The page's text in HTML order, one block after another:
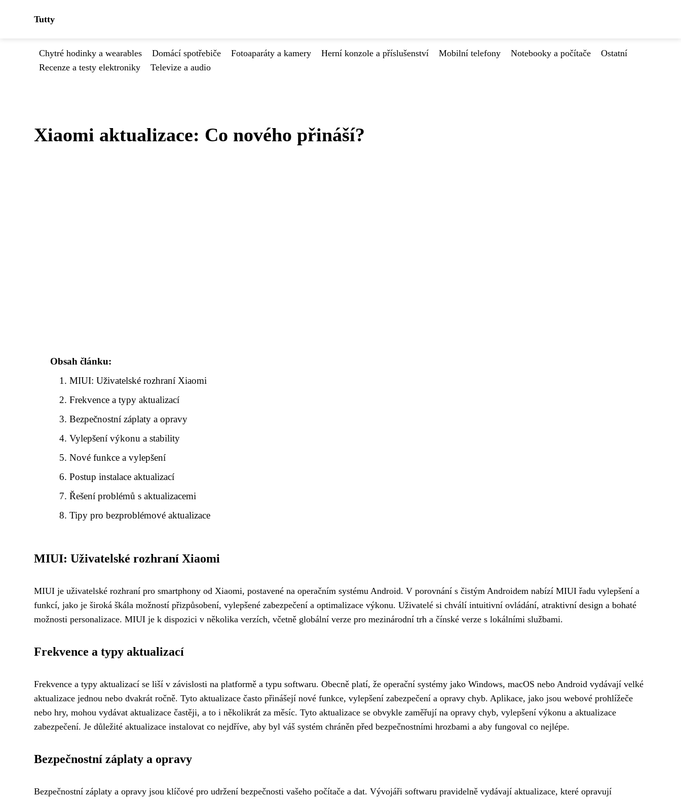
Tutty
Chytré hodinky a wearables Domácí spotřebiče Fotoaparáty a kamery Herní konzole a příslušenství Mobilní telefony Notebooky a počítače
Ostatní
Recenze a testy elektroniky
Televize a audio
Xiaomi aktualizace: Co nového přináší?
Obsah článku:
MIUI: Uživatelské rozhraní Xiaomi
Frekvence a typy aktualizací
Bezpečnostní záplaty a opravy
Vylepšení výkonu a stability
Nové funkce a vylepšení
Postup instalace aktualizací
Řešení problémů s aktualizacemi
Tipy pro bezproblémové aktualizace
MIUI: Uživatelské rozhraní Xiaomi
MIUI je uživatelské rozhraní pro smartphony od Xiaomi, postavené na operačním systému Android. V porovnání s čistým Androidem nabízí MIUI řadu vylepšení a
funkcí, jako je široká škála možností přizpůsobení, vylepšené zabezpečení a optimalizace výkonu. Uživatelé si chválí intuitivní ovládání, atraktivní design a bohaté
možnosti personalizace. MIUI je k dispozici v několika verzích, včetně globální verze pro mezinárodní trh a čínské verze s lokálními službami.
Frekvence a typy aktualizací
Frekvence a typy aktualizací se liší v závislosti na platformě a typu softwaru. Obecně platí, že operační systémy jako Windows, macOS nebo Android vydávají velké
aktualizace jednou nebo dvakrát ročně. Tyto aktualizace často přinášejí nové funkce, vylepšení zabezpečení a opravy chyb. Aplikace, jako jsou webové prohlížeče
nebo hry, mohou vydávat aktualizace častěji, a to i několikrát za měsíc. Tyto aktualizace se obvykle zaměřují na opravy chyb, vylepšení výkonu a aktualizace
zabezpečení. Je důležité aktualizace instalovat co nejdříve, aby byl váš systém chráněn před bezpečnostními hrozbami a aby fungoval co nejlépe.
Bezpečnostní záplaty a opravy
Bezpečnostní záplaty a opravy jsou klíčové pro udržení bezpečnosti vašeho počítače a dat. Vývojáři softwaru pravidelně vydávají aktualizace, které opravují